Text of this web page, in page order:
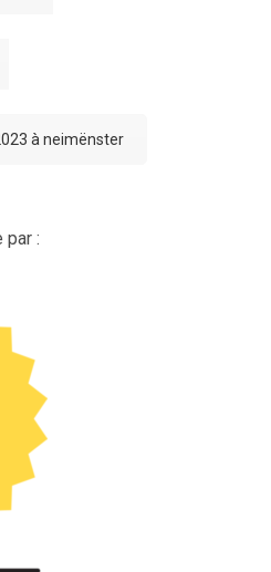
à neimënster
par :